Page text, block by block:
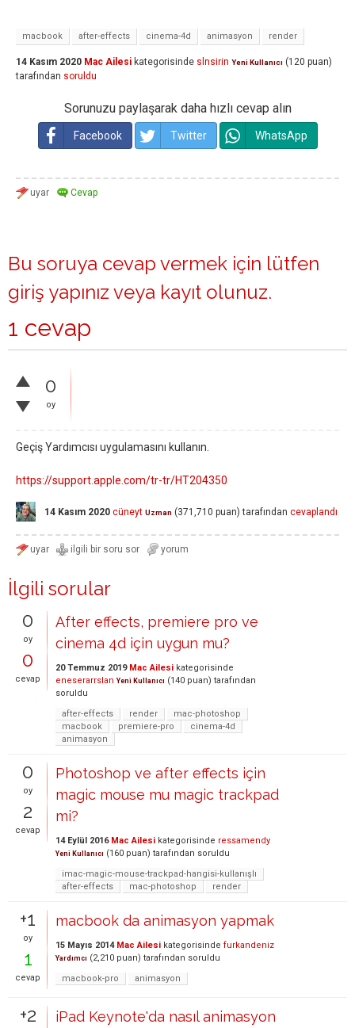
macbook after-effects cinema-4d animasyon render
14 Kasım 2020 Mac Ailesi kategorisinde slnsirin Yeni Kullanıcı (120 puan)
tarafından soruldu
Sorunuzu paylaşarak daha hızlı cevap alın
Facebook Twitter WhatsApp
Bu soruya cevap vermek için lütfen
giriş yapınız veya kayıt olunuz.
1 cevap
0
oy
Geçiş Yardımcısı uygulamasını kullanın.
https://support.apple.com/tr-tr/HT204350
14 Kasım 2020 cüneyt Uzman (371,710 puan) tarafından cevaplandı
İlgili sorular
0
oy
0
cevap
After effects, premiere pro ve
cinema 4d için uygun mu?
20 Temmuz 2019 Mac Ailesi kategorisinde
eneserarrslan Yeni Kullanıcı (140 puan) tarafından
soruldu
after-effects
render
mac-photoshop
macbook
premiere-pro
cinema-4d
animasyon
0
oy
2
cevap
Photoshop ve after effects için
magic mouse mu magic trackpad
mi?
14 Eylül 2016 Mac Ailesi kategorisinde ressamendy
Yeni Kullanıcı (160 puan) tarafından soruldu
imac-magic-mouse-trackpad-hangisi-kullanışlı
after-effects
mac-photoshop render
+1
oy
1
cevap
macbook da animasyon yapmak
15 Mayıs 2014 Mac Ailesi kategorisinde furkandeniz
Yardımcı (2,210 puan) tarafından soruldu
macbook-pro
animasyon
+2
iPad Keynote'da nasıl animasyon